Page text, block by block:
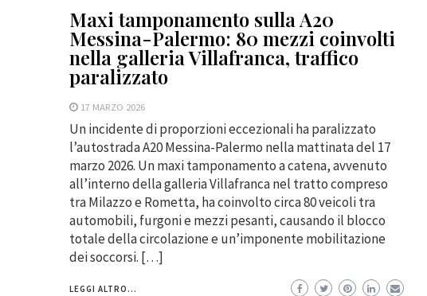
Maxi tamponamento sulla A20
Messina-Palermo: 80 mezzi coinvolti
nella galleria Villafranca, traffico
paralizzato
17 MARZO 2026
Un incidente di proporzioni eccezionali ha paralizzato
l’autostrada A20 Messina-Palermo nella mattinata del 17
marzo 2026. Un maxi tamponamento a catena, avvenuto
all’interno della galleria Villafranca nel tratto compreso
tra Milazzo e Rometta, ha coinvolto circa 80 veicoli tra
automobili, furgoni e mezzi pesanti, causando il blocco
totale della circolazione e un’imponente mobilitazione
dei soccorsi. […]
LEGGI ALTRO...